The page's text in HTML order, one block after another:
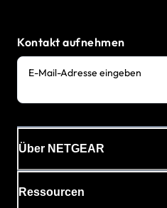
Kontakt aufnehmen
E-Mail-Adresse eingeben
Über NETGEAR
Ressourcen